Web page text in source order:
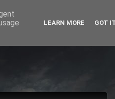
LEARN MORE GOT